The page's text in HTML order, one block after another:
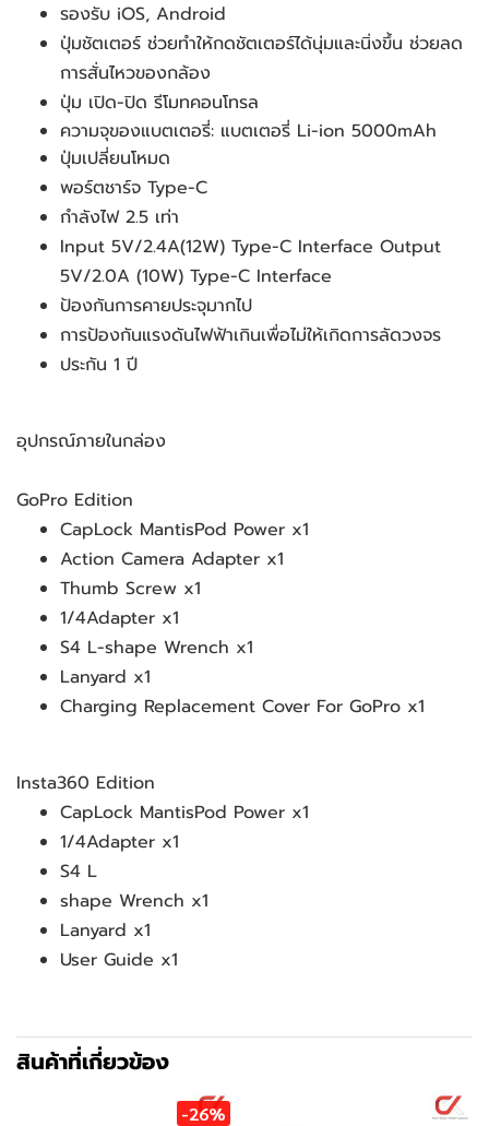
รองรับ iOS, Android
ปุ่มชัตเตอร์ ช่วยทำให้กดชัตเตอร์ได้นุ่มและนิ่งขึ้น ช่วยลด
การสั่นไหวของกล้อง
ปุ่ม เปิด-ปิด รีโมทคอนโทรล
ความจุของแบตเตอรี่: แบตเตอรี่ Li-ion 5000mAh
ปุ่มเปลี่ยนโหมด
พอร์ตชาร์จ Type-C
กำลังไฟ 2.5 เท่า
Input 5V/2.4A(12W) Type-C Interface Output
5V/2.0A (10W) Type-C Interface
ป้องกันการคายประจุมากไป
การป้องกันแรงดันไฟฟ้าเกินเพื่อไม่ให้เกิดการลัดวงจร
ประกัน 1 ปี
อุปกรณ์ภายในกล่อง
GoPro Edition
CapLock MantisPod Power x1
Action Camera Adapter x1
Thumb Screw x1
1/4Adapter x1
S4 L-shape Wrench x1
Lanyard x1
Charging Replacement Cover For GoPro x1
Insta360 Edition
CapLock MantisPod Power x1
1/4Adapter x1
S4 L
shape Wrench x1
Lanyard x1
User Guide x1
สินค้าที่เกี่ยวข้อง
-26%